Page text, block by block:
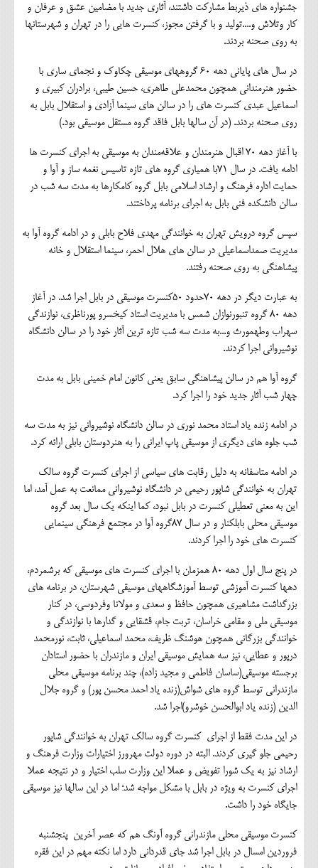
جشنواره های ذیربط مشارکت داشتند، آثاری جدید با مضامین عشق و عرفان و
کار وتلاش و....تولید و با گرفتن مجوز، کنسرت هایی را در تهران و شهرستانها
به روی صحنه بردند.
در سال های پایانی دهه ۶۰ گروههای موسیقی چکاوک و نجمای ساری با
حضور هنرمندانی همچون محمدعلی طاهری، حسین طیبی، برادران کبیری و
اسماعیل عبدی کنسرت های را در سالن های سینما آزادی و استقلال بابل به
روی صحنه بردند. (در آن سالها بابل فاقد گروه مستقل موسیقی بود.)
با آغاز دهه ۷۰ اقبال هنرمندان و علاقه‌مندان به موسیقی به اجرای کنسرت ها
ادامه یافت. در سال ۷۱با همیاری گروه های تازه تاسیس نغمه ساز و آوا و
حمایت اداره فرهنگ و ارشاد اسلامی بابل گروه کامکارها به مدت سه شب در
سالن دانشکده فنی بابل به اجرای برنامه پرداختند.
سپس گروه درویش تهران به خوانندگی مهدی فلاح بابلی و در ادامه گروه آوا به
مدیریت صمداسماعیلی در سالن های هلال احمر، سینما استقلال و خانه
پیشاهنگی به روی صحنه رفتند.
به عبارت دیگر در دهه ۷۰حدود ۵۰کنسرت موسیقی در بابل اجرا شد. در آغاز
دهه ۸۰ گروه تنبورنوازان شمس با مدیریت استاد کیخسرو پورناظری، نوازندگی
سهراب وطهمورث و...به مدت سه شب تازه ترین آثار خود را در سالن دانشگاه
نوشیروانی اجرا کردند.
گروه آوا هم در سالن پیشاهنگی سابق یعنی کانون امام خمینی بابل به مدت
چهار شب آثار جدید خود را اجرا کرد.
در ادامه زنده یاد استاد محمد نوری در سالن دانشگاه نوشیروانی نیز به مدت سه
شب جلوه های دیگری از موسیقی پاپ ایرانی را به هنردوستان بابلی ارائه کرد.
در ادامه متاسفانه به دلیل رقابت های سیاسی از اجرای کنسرت گروه سالک
تهران به خوانندگی شاپور رحیمی در دانشگاه نوشیروانی ممانعت به عمل آمد، اما
این به معنی تعطیلی کنسرت در بابل نبود، کما اینکه یک سال بعد گروه
موسیقی محلی بابلکنار و در سال ۸۷گروه آوا در مجتمع فرهنگی سینمایی
کنسرت های خود را اجرا کردند.
در پنج سال اول دهه ۸۰ همزمان با اجرای کنسرت های موسیقی که برشمردم،
دهها کنسرت آموزشی توسط آموزشگاههای موسیقی شهرستان، در برنامه های
بزرگداشت مشاهیری همچون حافظ و سعدی و مولانا وفردوسی، در کنار
موسیقی ملی و مقامی خراسان، تربت جام، قشقایی و گدارها با نوازندگی و
خوانندگی بزرگانی همچون هوشنگ ظریف، محمد اسماعیلی، ثابت، نورمحمد
درپور و عطایی، نیز سه همایش موسیقی ایران و مازندران با حضور استادان
برجسته موسیقی(ساسان فاطمی و مجید زاده)، چند برنامه موسیقی محلی
مازندرانی توسط گروه های شواش(زنده یاد احمد محسن پور) و گروه جلال
الدین (زنده یاد ابوالحسن خوشرو)اجرا شد.
در این مدت فقط از اجرای کنسرت گروه سالک تهران به خوانندگی شاپور
رحیمی جلو گیری کردند. البته در دوره دولت مهرورز اختیارات وزارت فرهنگ و
ارشاد نیز به یک شورا تفویض و عملا این وزارت سلب اختیار و در نتیجه عملا
اجرای کنسرت به ویژه در بابل با مشکل مواجه شد؛ اما در این سالها نیز موسیقی
جایگاه خود را داشت.
کنسرت موسیقی محلی مازندرانی گروه آونگ هم که عصر آخرین پنجشنبه
فروردین امسال در بابل اجرا شد جای قدردانی دارد اما نکته مهم در این فقره